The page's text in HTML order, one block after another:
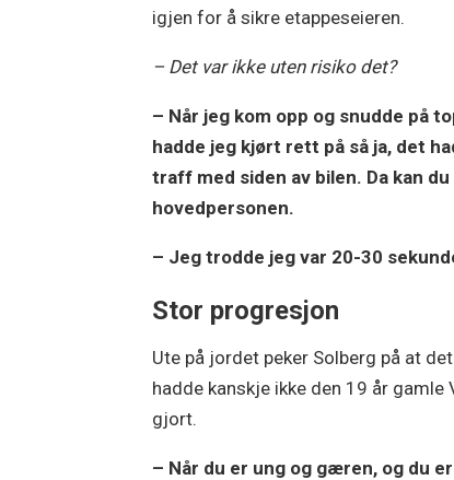
igjen for å sikre etappeseieren.
– Det var ikke uten risiko det?
– Når jeg kom opp og snudde på
hadde jeg kjørt rett på så ja, det
traff med siden av bilen. Da kan
hovedpersonen.
– Jeg trodde jeg var 20-30
Stor progresjon
Ute på jordet peker Solberg på at
hadde kanskje ikke den 19 år
gjort.
– Når du er ung og gæren, og du